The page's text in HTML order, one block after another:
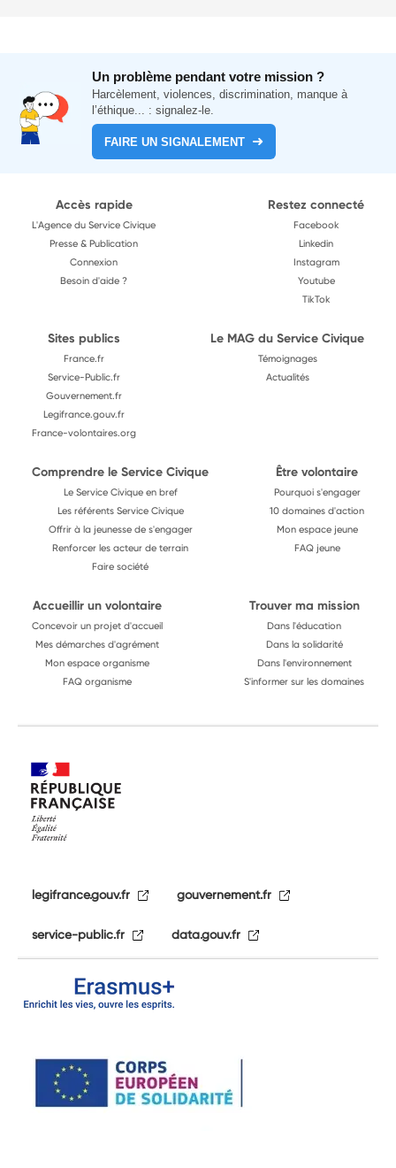
Un problème pendant votre mission ?
Harcèlement, violences, discrimination, manque à
l’éthique... : signalez-le.
FAIRE UN SIGNALEMENT
Accès rapide
L'Agence du Service Civique
Presse & Publication
Connexion
Besoin d'aide ?
Restez connecté
Facebook
Linkedin
Instagram
Youtube
TikTok
Sites publics
France.fr
Service-Public.fr
Gouvernement.fr
Legifrance.gouv.fr
France-volontaires.org
Le MAG du Service Civique
Témoignages
Actualités
Comprendre le Service Civique
Le Service Civique en bref
Les référents Service Civique
Offrir à la jeunesse de s'engager
Renforcer les acteur de terrain
Faire société
Être volontaire
Pourquoi s'engager
10 domaines d'action
Mon espace jeune
FAQ jeune
Accueillir un volontaire
Concevoir un projet d'accueil
Mes démarches d'agrément
Mon espace organisme
FAQ organisme
Trouver ma mission
Dans l'éducation
Dans la solidarité
Dans l'environnement
S'informer sur les domaines
legifrance.gouv.fr gouvernement.fr
service-public.fr data.gouv.fr